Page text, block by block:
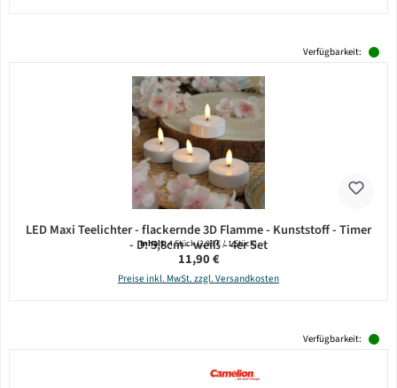
Verfügbarkeit:
LED Maxi Teelichter - flackernde 3D Flamme - Kunststoff - Timer
- D: 5,8cm - weiß - 4er Set
Inhalt:4 Stück(2,98 € / 1 Stück)
Regulärer Preis:
11,90 €
Preise inkl. MwSt. zzgl. Versandkosten
Verfügbarkeit: